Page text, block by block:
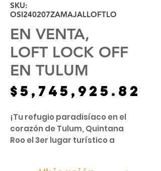
SKU:
OSI240207ZAMAJALLOFTLO
EN VENTA,
LOFT LOCK OFF
EN TULUM
$5,745,925.82
¡Tu refugio paradisíaco en el
corazón de Tulum, Quintana
Roo el 3er lugar turístico a